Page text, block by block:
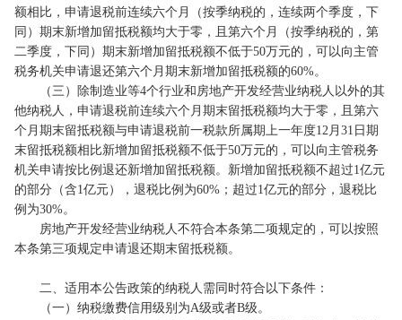
额相比，申请退税前连续六个月（按季纳税的，连续两个季度，下
同）期末新增加留抵税额均大于零，且第六个月（按季纳税的，第
二季度，下同）期末新增加留抵税额不低于50万元的，可以向主管
税务机关申请退还第六个月期末新增加留抵税额的60%。
（三）除制造业等4个行业和房地产开发经营业纳税人以外的其
他纳税人，申请退税前连续六个月期末留抵税额均大于零，且第六
个月期末留抵税额与申请退税前一税款所属期上一年度12月31日期
末留抵税额相比新增加留抵税额不低于50万元的，可以向主管税务
机关申请按比例退还新增加留抵税额。新增加留抵税额不超过1亿元
的部分（含1亿元），退税比例为60%；超过1亿元的部分，退税比
例为30%。
房地产开发经营业纳税人不符合本条第二项规定的，可以按照
本条第三项规定申请退还期末留抵税额。
二、适用本公告政策的纳税人需同时符合以下条件：
（一）纳税缴费信用级别为A级或者B级。